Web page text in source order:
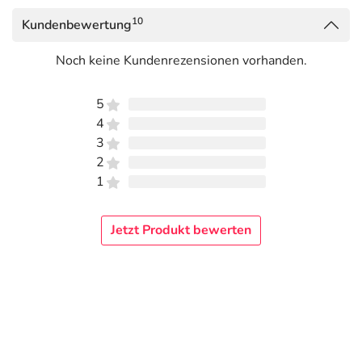
Kundenbewertung10
Noch keine Kundenrezensionen vorhanden.
5
4
3
2
1
Jetzt Produkt bewerten